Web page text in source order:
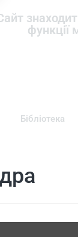
Бібліотека